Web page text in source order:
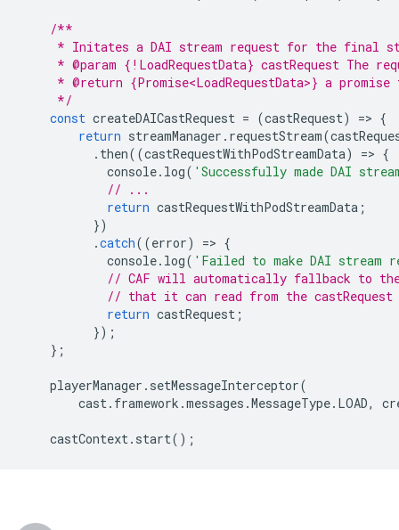
/**
* Initates a DAI stream request for the final
* @param {!LoadRequestData} castRequest The
* @return {Promise<LoadRequestData>} a
     */
const createDAICastRequest = (castRequest) => {
return streamManager . requestStream(
. then((castRequestWithPodStreamData) => {
console. log( 'Successfully made DAI
// ...
return castRequestWithPodStreamData ;
})
.catch((error) => {
console. log( 'Failed to make DAI stream
// CAF will automatically fallback to the
// that it can read from the
return castRequest ;
});
};
playerManager . setMessageInterceptor(
cast. framework .messages .MessageType. LOAD,
castContext. start();